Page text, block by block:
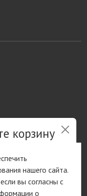
корзину
на сайте
нашего сайта.
вы согласны с
о